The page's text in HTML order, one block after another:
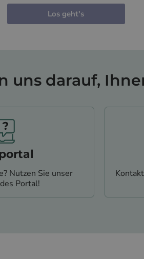
Los geht's
uns darauf,
Nutzen Sie unser
Portal!